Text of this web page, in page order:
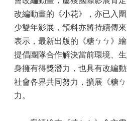
改編動畫的《小花》，亦已入
少雙年影展，預料亦將持續傳
表示，最新出版的《糖ㄅㄅ》
提倡團隊合作解決當前環境、
身擁有得獎潛力，也具有改編
社會各界共同努力，擴展《糖
力。